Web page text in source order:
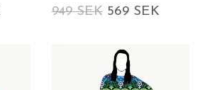
949 SEK 569 SEK